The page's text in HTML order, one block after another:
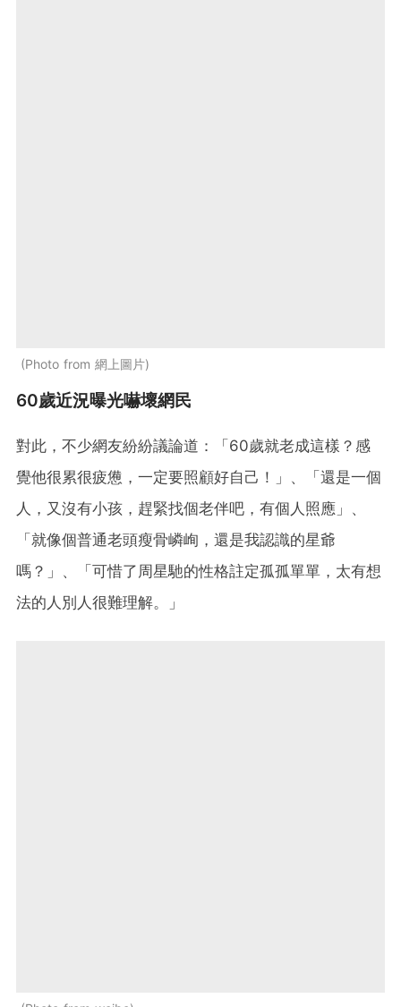
Photo from 網上圖片
60歲近況曝光嚇壞網民
對此，不少網友紛紛議論道：「60歲就老成這樣？感
覺他很累很疲憊，一定要照顧好自己！」、「還是一個
人，又沒有小孩，趕緊找個老伴吧，有個人照應」、
「就像個普通老頭瘦骨嶙峋，還是我認識的星爺
嗎？」、「可惜了周星馳的性格註定孤孤單單，太有想
法的人別人很難理解。」